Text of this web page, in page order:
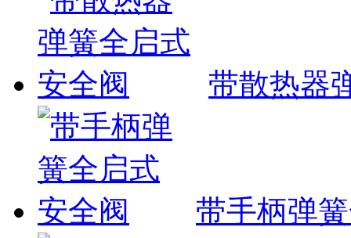
带散热器
带手柄弹